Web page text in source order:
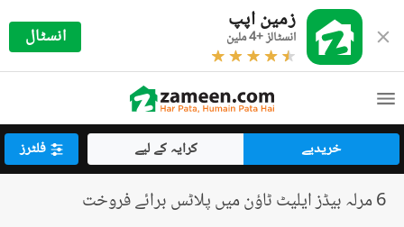
زمین اپپ
انسٹالز +4 ملین انسٹال
خریدیے کرایہ کے لیے فلٹرز
6 مرلہ بیڈز ایلیٹ ٹاؤن میں پلاٹس برائے فروخت